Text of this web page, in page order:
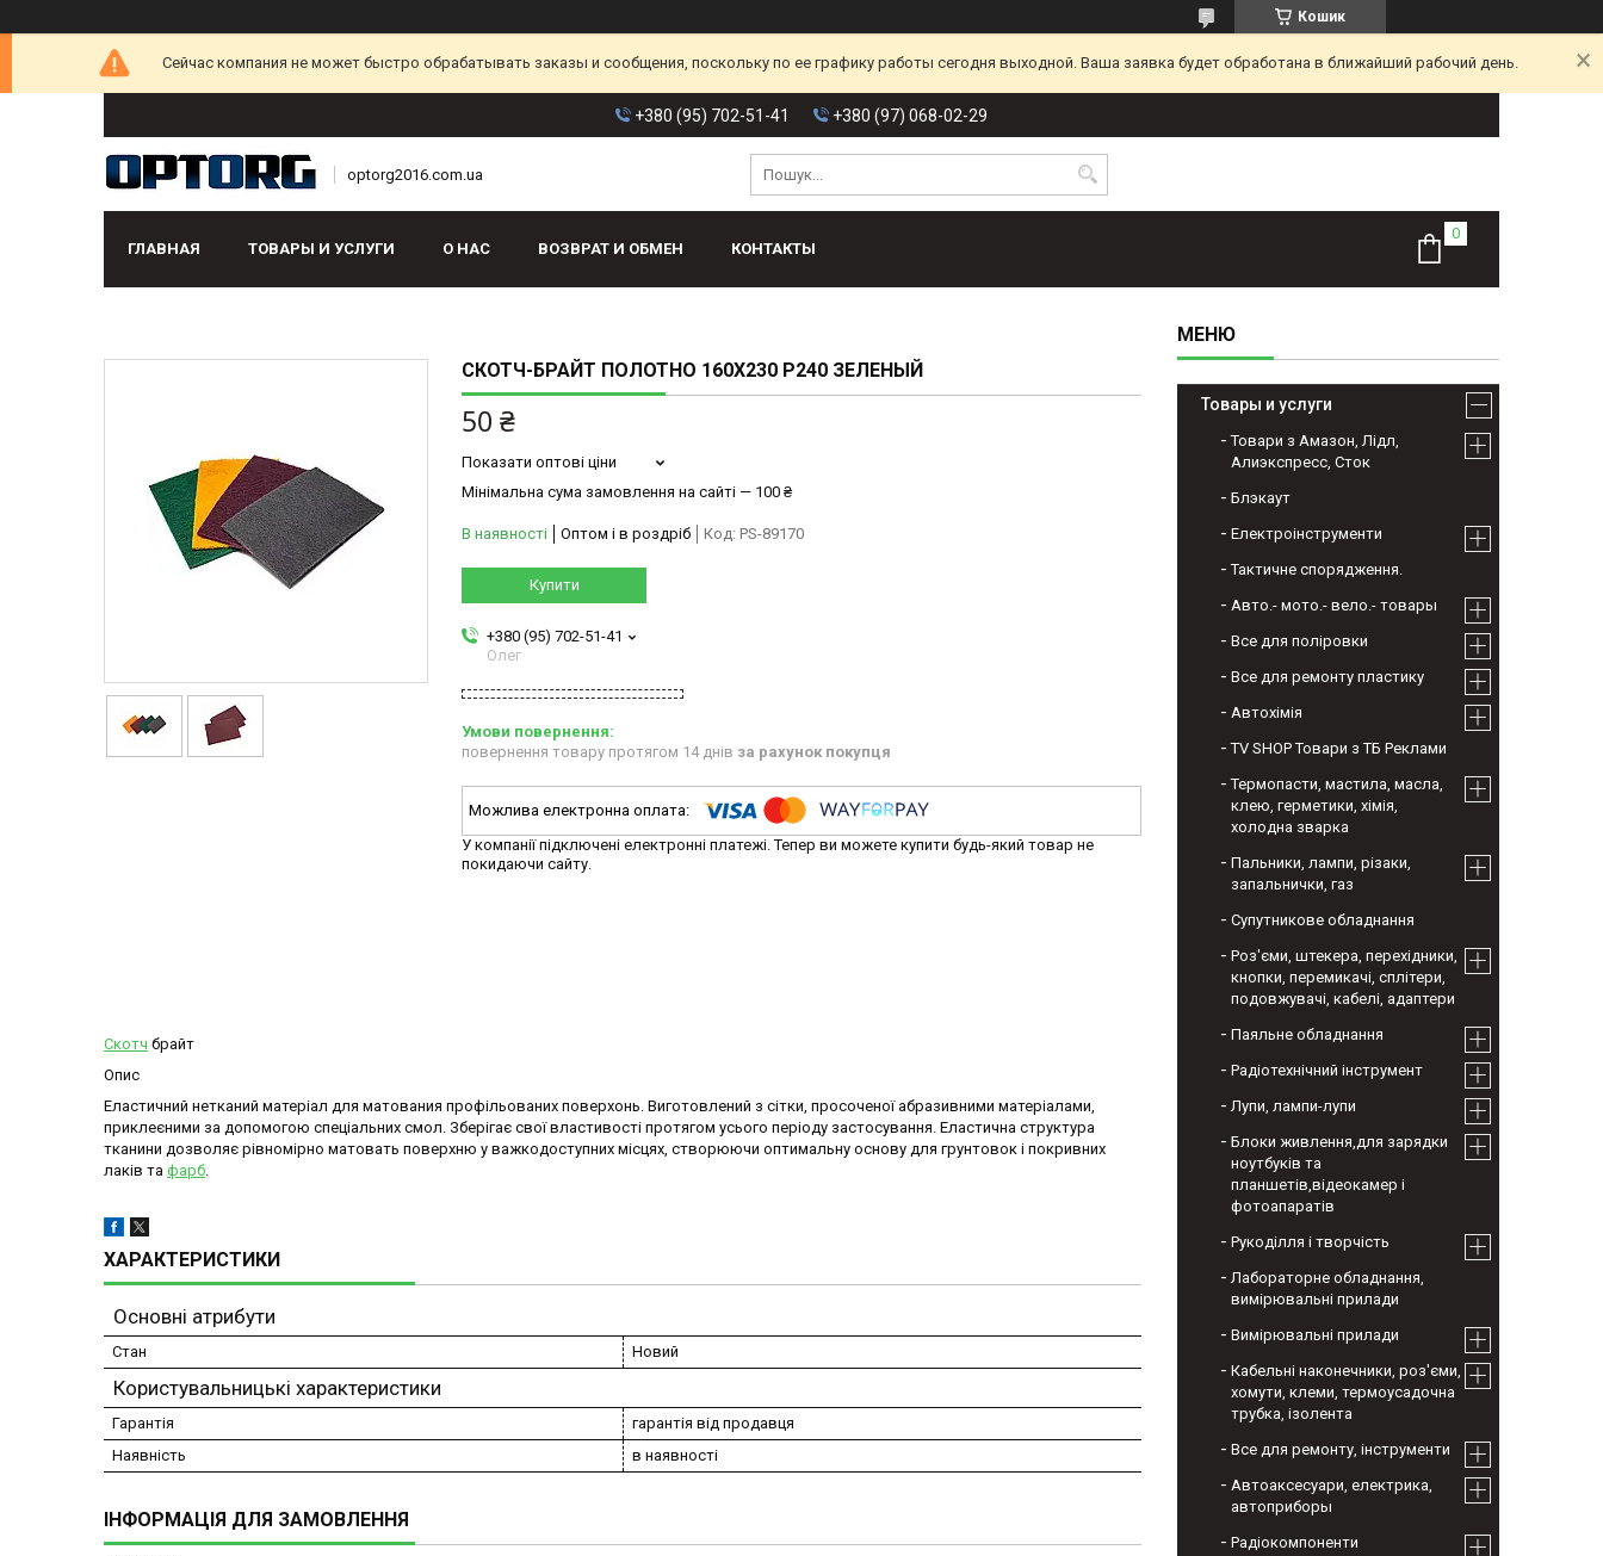
Кошик
Сейчас компания не может быстро обрабатывать заказы и сообщения, поскольку по ее графику работы сегодня выходной. Ваша заявка будет обработана в ближайший рабочий день.
+380 (95) 702-51-41 +380 (97) 068-02-29
optorg2016.com.ua
ГЛАВНАЯ ТОВАРЫ И УСЛУГИ О НАС ВОЗВРАТ И ОБМЕН КОНТАКТЫ
СКОТЧ-БРАЙТ ПОЛОТНО 160X230 P240 ЗЕЛЕНЫЙ
50 ₴
Показати оптові ціни
Мінімальна сума замовлення на сайті — 100 ₴
В наявності Оптом і в роздріб Код: PS-89170
Купити
+380 (95) 702-51-41
Олег
повернення товару протягом 14 днів за рахунок покупця
У компанії підключені електронні платежі. Тепер ви можете купити будь-який товар не
покидаючи сайту.
Скотч брайт
Опис
Еластичний нетканий матеріал для матования профільованих поверхонь. Виготовлений з сітки, просоченої абразивними матеріалами,
приклеєними за допомогою спеціальних смол. Зберігає свої властивості протягом усього періоду застосування. Еластична структура
тканини дозволяє рівномірно матовать поверхню у важкодоступних місцях, створюючи оптимальну основу для грунтовок і покривних
лаків та фарб.
ХАРАКТЕРИСТИКИ
Основні атрибути
Стан Новий
Користувальницькі характеристики
Гарантія
гарантія від продавця
Наявність
в наявності
ІНФОРМАЦІЯ ДЛЯ ЗАМОВЛЕННЯ
Товары и услуги
Товари з Амазон, Лідл,
Алиэкспресс, Сток
Блэкаут
Електроінструменти
Тактичне спорядження.
Авто.- мото.- вело.- товары
Все для поліровки
Все для ремонту пластику
Автохімія
TV SHOP Товари з ТБ Реклами
Термопасти, мастила, масла,
клею, герметики, хімія,
холодна зварка
Пальники, лампи, різаки,
запальнички, газ
Супутникове обладнання
Роз'єми, штекера, перехідники,
кнопки, перемикачі, сплітери,
подовжувачі, кабелі, адаптери
Паяльне обладнання
Радіотехнічний інструмент
Лупи, лампи-лупи
Блоки живлення,для зарядки
ноутбуків та
планшетів,відеокамер і
фотоапаратів
Рукоділля і творчість
Лабораторне обладнання,
вимірювальні прилади
Вимірювальні прилади
Кабельні наконечники, роз'єми,
хомути, клеми, термоусадочна
трубка, ізолента
Все для ремонту, інструменти
Автоаксесуари, електрика,
автоприборы
Радіокомпоненти